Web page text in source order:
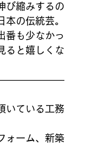
び縮みするの
本の伝統芸。
番も少なかっ
ると嬉しくな
いている工務
ォーム、新築